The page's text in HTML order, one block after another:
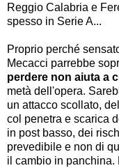
Reggio Calabria e
spesso in Serie A...
Proprio perché
Mecacci parrebbe
perdere non aiuta a
metà dell'opera.
un attacco scollato,
col penetra e scarica
in post basso, dei
prevedibile e non di
il cambio in panchina.